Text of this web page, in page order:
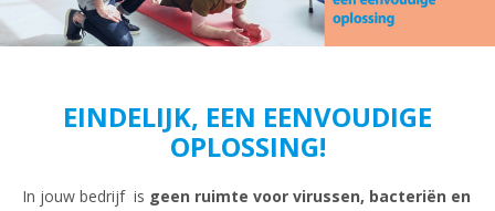
EINDELIJK, EEN EENVOUDIGE
OPLOSSING!
In jouw bedrijf is geen ruimte voor virussen, bacteriën en